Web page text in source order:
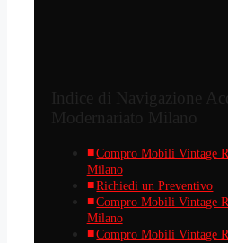
Indice di Navigazione
Modernariato Milano
Compro Mobili Vintage
Milano
Richiedi un Preventivo
Compro Mobili Vintage
Milano
Compro Mobili Vintage